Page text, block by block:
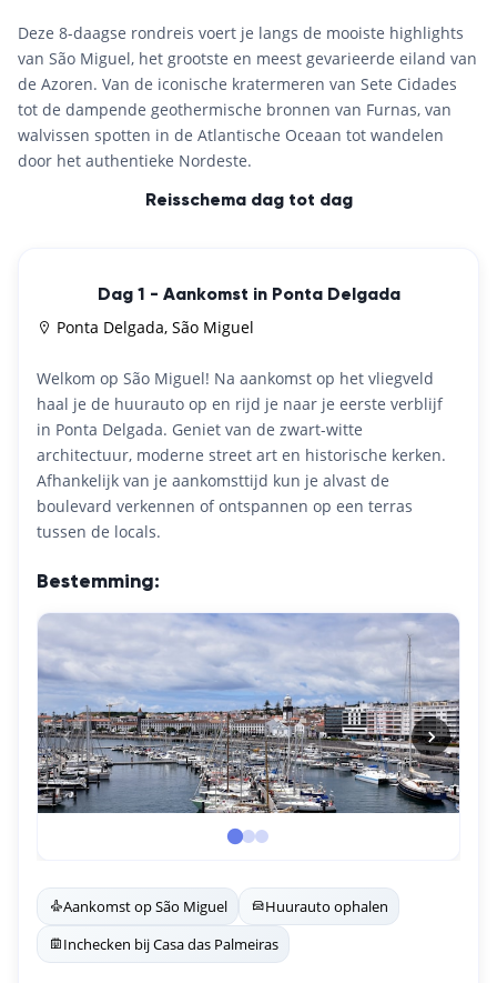
Deze 8-daagse rondreis voert je langs de mooiste highlights
van São Miguel, het grootste en meest gevarieerde eiland van
de Azoren. Van de iconische kratermeren van Sete Cidades
tot de dampende geothermische bronnen van Furnas, van
walvissen spotten in de Atlantische Oceaan tot wandelen
door het authentieke Nordeste.
Reisschema dag tot dag
Dag 1 - Aankomst in Ponta Delgada
Ponta Delgada, São Miguel
Welkom op São Miguel! Na aankomst op het vliegveld
haal je de huurauto op en rijd je naar je eerste verblijf
in Ponta Delgada. Geniet van de zwart-witte
architectuur, moderne street art en historische kerken.
Afhankelijk van je aankomsttijd kun je alvast de
boulevard verkennen of ontspannen op een terras
tussen de locals.
Bestemming:
Aankomst op São Miguel
Huurauto ophalen
Inchecken bij Casa das Palmeiras